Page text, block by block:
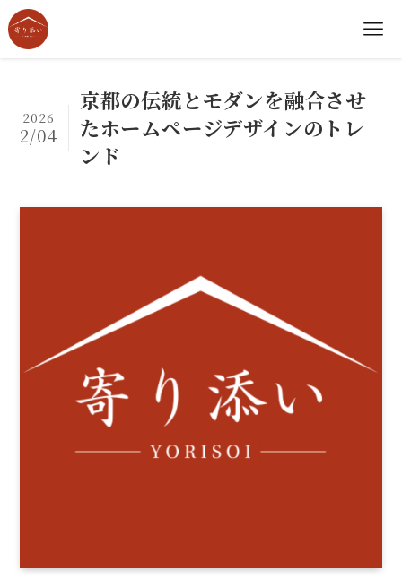
京都の伝統とモダンを融合させ
たホームページデザインのトレ
ンド
2026
2/04